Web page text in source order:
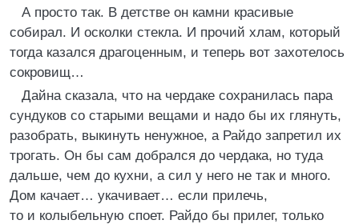
А просто так. В детстве он камни красивые
собирал. И осколки стекла. И прочий хлам, который
тогда казался драгоценным, и теперь вот захотелось
сокровищ…
Дайна сказала, что на чердаке сохранилась пара
сундуков со старыми вещами и надо бы их глянуть,
разобрать, выкинуть ненужное, а Райдо запретил их
трогать. Он бы сам добрался до чердака, но туда
дальше, чем до кухни, а сил у него не так и много.
Дом качает… укачивает… если прилечь,
то и колыбельную споет. Райдо бы прилег, только